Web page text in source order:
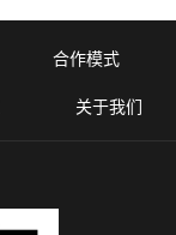
合作模式
关于我们